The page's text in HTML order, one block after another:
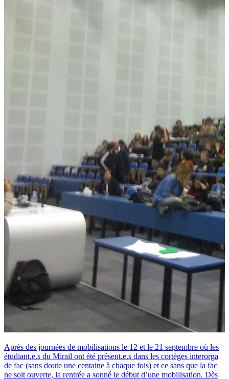
Après des journées de mobilisations le 12 et le 21 septembre où les
étudiant.e.s du Mirail ont été présent.e.s dans les cortèges interorga
de fac (sans doute une centaine à chaque fois) et ce sans que la fac
ne soit ouverte, la rentrée a sonné le début d’une mobilisation. Dès